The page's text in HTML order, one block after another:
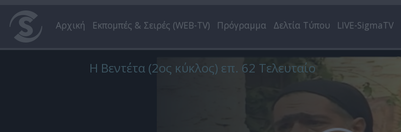
Αρχική Εκπομπές & Σειρές (WEB-TV) Πρόγραμμα Δελτία Τύπου LIVE-SigmaTV
Η Βεντέτα (2ος κύκλος) επ. 62 Τελευταίο